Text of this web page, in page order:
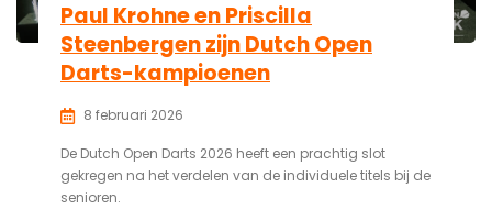
Paul Krohne en Priscilla
Steenbergen zijn Dutch Open
Darts-kampioenen
8 februari 2026
De Dutch Open Darts 2026 heeft een prachtig slot
gekregen na het verdelen van de individuele titels bij de
senioren.